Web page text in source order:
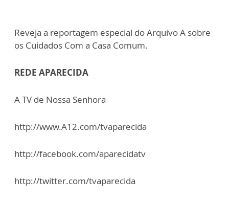
Reveja a reportagem especial do Arquivo A sobre
os Cuidados Com a Casa Comum.
REDE APARECIDA
A TV de Nossa Senhora
http://www.A12.com/tvaparecida
http://facebook.com/aparecidatv
http://twitter.com/tvaparecida